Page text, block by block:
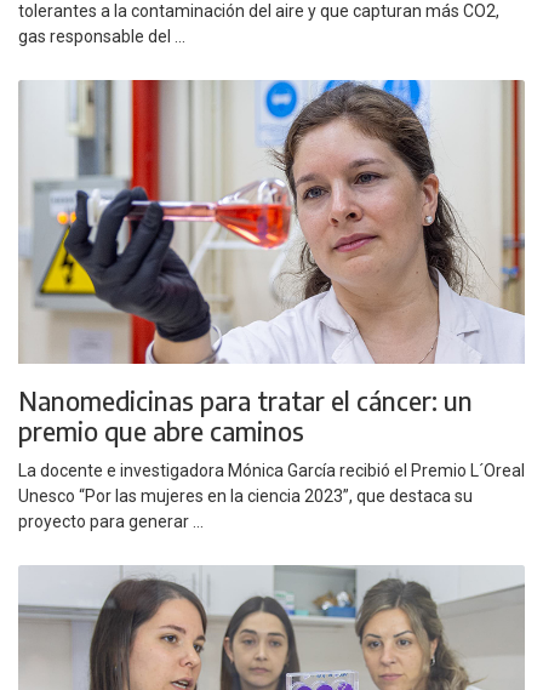
tolerantes a la contaminación del aire y que capturan más CO2,
gas responsable del ...
Nanomedicinas para tratar el cáncer: un
premio que abre caminos
La docente e investigadora Mónica García recibió el Premio L´Oreal
Unesco “Por las mujeres en la ciencia 2023”, que destaca su
proyecto para generar ...